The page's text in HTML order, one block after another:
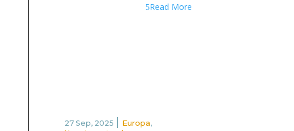
Read More
27 Sep, 2025 | Europa,